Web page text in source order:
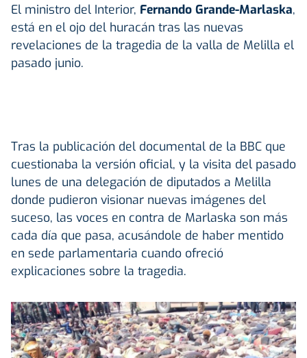
El ministro del Interior, Fernando Grande-Marlaska,
está en el ojo del huracán tras las nuevas
revelaciones de la tragedia de la valla de Melilla el
pasado junio.
Tras la publicación del documental de la BBC que
cuestionaba la versión oficial, y la visita del pasado
lunes de una delegación de diputados a Melilla
donde pudieron visionar nuevas imágenes del
suceso, las voces en contra de Marlaska son más
cada día que pasa, acusándole de haber mentido
en sede parlamentaria cuando ofreció
explicaciones sobre la tragedia.